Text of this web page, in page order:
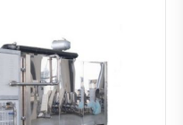
оборудование